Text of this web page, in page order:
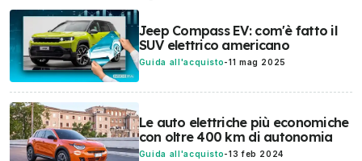
Jeep Compass EV: com'è fatto il
SUV elettrico americano
Guida all'acquisto-11 mag 2025
Le auto elettriche più economiche
con oltre 400 km di autonomia
Guida all'acquisto-13 feb 2024